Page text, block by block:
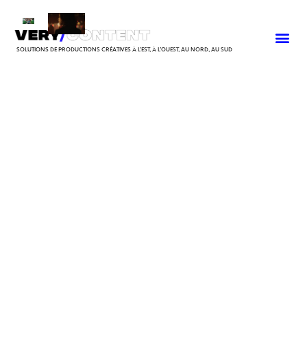
SOLUTIONS DE PRODUCTIONS CRÉATIVES À L’EST, À L’OUEST, AU NORD, AU SUD